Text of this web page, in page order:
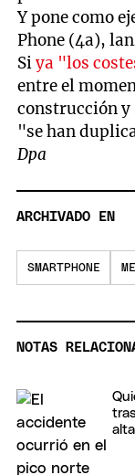
Y pone como
Phone (4a),
Siya "los
entre el
construcción y
"se han
Dpa
ARCHIVADO EN
SMARTPHONE
NOTAS